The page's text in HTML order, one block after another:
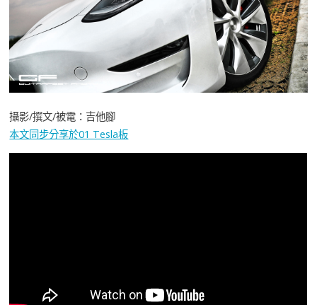
攝影/撰文/被電：吉他腳
本文同步分享於01 Tesla板